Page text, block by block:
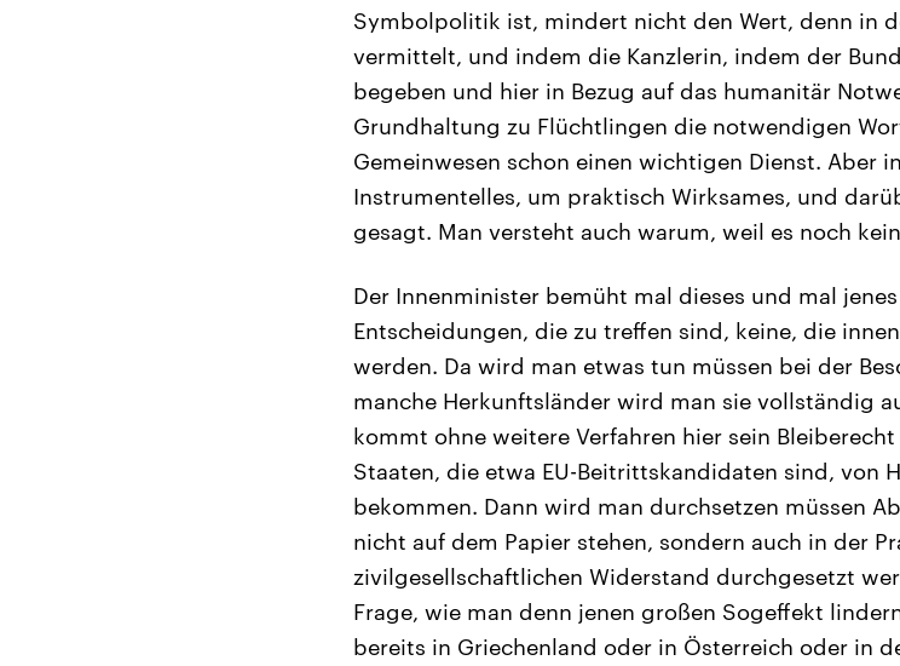
Symbolpolitik ist, mindert nicht den Wert, denn in
vermittelt, und indem die Kanzlerin, indem der
begeben und hier in Bezug auf das humanitär
Grundhaltung zu Flüchtlingen die notwendigen
Gemeinwesen schon einen wichtigen Dienst. Aber
Instrumentelles, um praktisch Wirksames, und
gesagt. Man versteht auch warum, weil es noch
Der Innenminister bemüht mal dieses und mal
Entscheidungen, die zu treffen sind, keine, die
werden. Da wird man etwas tun müssen bei der
manche Herkunftsländer wird man sie vollständig
kommt ohne weitere Verfahren hier sein
Staaten, die etwa EU-Beitrittskandidaten sind, von
bekommen. Dann wird man durchsetzen müssen
nicht auf dem Papier stehen, sondern auch in der
zivilgesellschaftlichen Widerstand durchgesetzt
Frage, wie man denn jenen großen Sogeffekt
bereits in Griechenland oder in Österreich oder in